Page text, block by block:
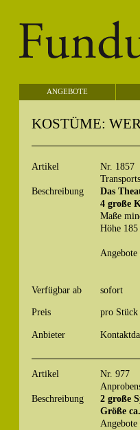
ANGEBOTE
KOSTÜME:
Artikel
Nr. 1857
Beschreibung
Das
4 große
Maße
Höhe
Angebote
Verfügbar ab sofort
Preis pro
Anbieter
Artikel
Nr. 977
Beschreibung
2 große
Größe
Angebote